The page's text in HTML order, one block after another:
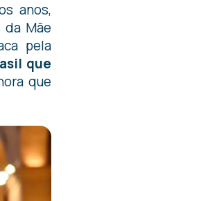
anos,
Mãe
pela
que
que